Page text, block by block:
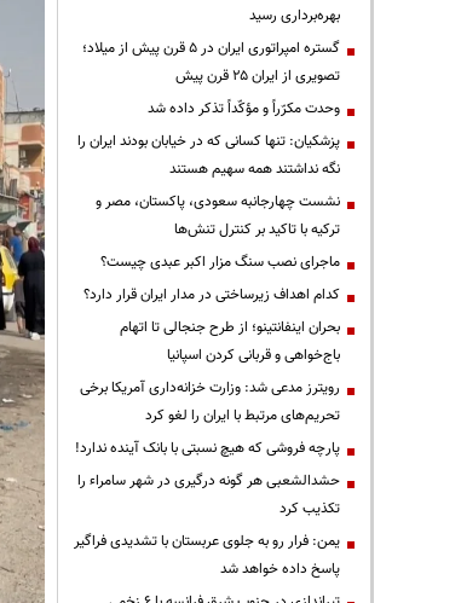
بهره‌برداری رسید
گستره امپراتوری ایران در ۵ قرن پیش از میلاد؛
تصویری از ایران ۲۵ قرن پیش
وحدت مکرّراً و مؤکّداً تذکر داده شد
پزشکیان: تنها کسانی که در خیابان بودند ایران را
نگه نداشتند همه سهیم هستند
نشست چهارجانبه سعودی، پاکستان، مصر و
ترکیه با تاکید بر کنترل تنش‌ها
ماجرای نصب سنگ مزار اکبر عبدی چیست؟
کدام اهداف زیرساختی در مدار ایران قرار دارد؟
بحران اینفانتینو؛ از طرح جنجالی تا اتهام
باج‌خواهی و قربانی کردن اسپانیا
رویترز مدعی شد: وزارت خزانه‌داری آمریکا برخی
تحریم‌های مرتبط با ایران را لغو کرد
پارچه فروشی که هیچ نسبتی با بانک آینده ندارد!
حشدالشعبی هر گونه درگیری در شهر سامراء را
تکذیب کرد
یمن: فرار رو به جلوی عربستان با تشدیدی فراگیر
پاسخ داده خواهد شد